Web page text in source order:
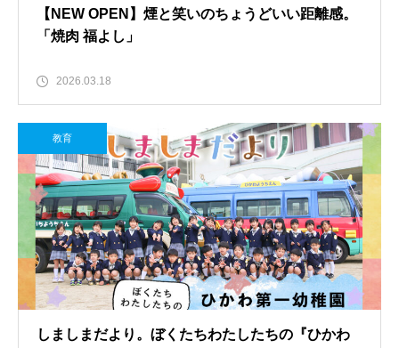
【NEW OPEN】煙と笑いのちょうどいい距離感。
「焼肉 福よし」
2026.03.18
教育
しましまだより。ぼくたちわたしたちの『ひかわ